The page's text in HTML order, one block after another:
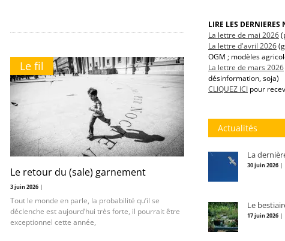
Le fil
Le retour du (sale) garnement
3 juin 2026 |
Tout le monde en parle, la probabilité qu’il se
déclenche est aujourd’hui très forte, il pourrait être
exceptionnel cette année,
LIRE LES DERNIERES
La lettre de mai 2026
La lettre d'avril 2026
OGM ; modèles
La lettre de mars 2026
désinformation, soja)
CLIQUEZ ICI pour
Actualités
La
30 juin 2026 |
Le
17 juin 2026 |